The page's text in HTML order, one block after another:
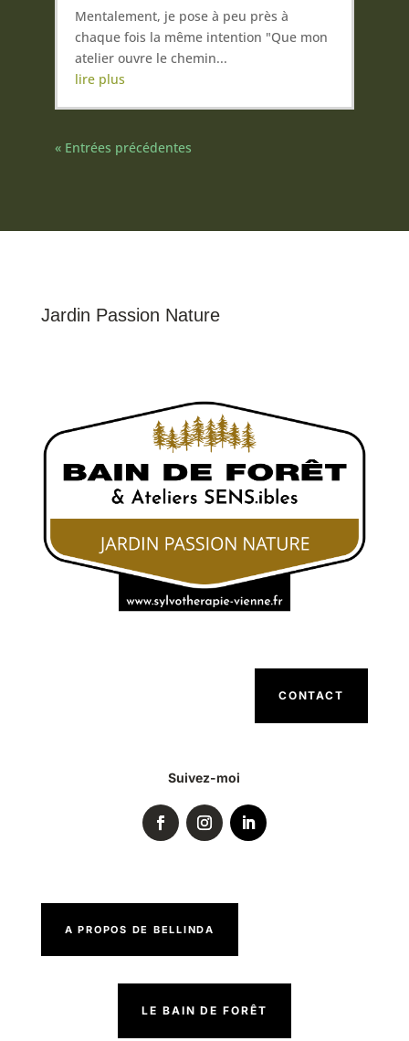
Mentalement, je pose à peu près à
chaque fois la même intention "Que mon
atelier ouvre le chemin...
lire plus
« Entrées précédentes
Jardin Passion Nature
CONTACT
Suivez-moi
A PROPOS DE BELLINDA
LE BAIN DE FORÊT